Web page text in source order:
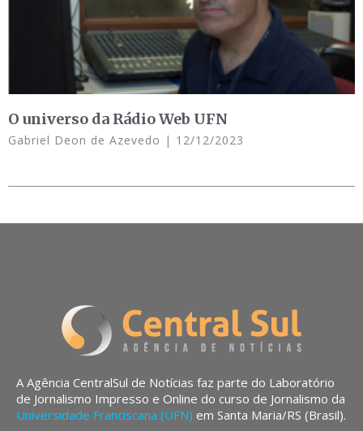
O universo da Rádio Web UFN
Gabriel Deon de Azevedo 12/12/2023
A Agência CentralSul de Notícias faz parte do Laboratório
de Jornalismo Impresso e Online do curso de Jornalismo da
Universidade Franciscana (UFN) em Santa Maria/RS (Brasil).